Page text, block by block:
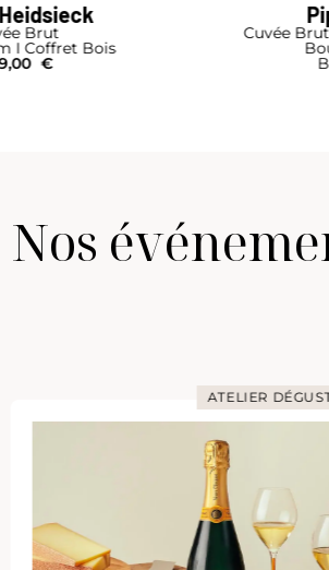
Party Case Lot de 6
et 6 verres
I Coffret
Nos
ATELIER